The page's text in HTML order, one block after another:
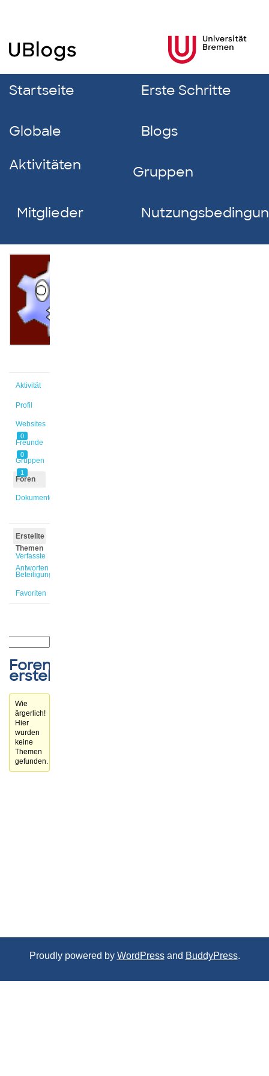
Startseite Erste Schritte
Globale
Aktivitäten
Blogs
Gruppen
Mitglieder
Aktivität
Profil
Websites
0
Freunde
0
Gruppen
1
Foren
Dokumente
Erstellte
Themen
Verfasste
Antworten
Beteiligungen
Favoriten
Forenthemen
erstellt
Wie
ärgerlich!
Hier
wurden
keine
Themen
gefunden.
Proudly powered by WordPressand BuddyPress.